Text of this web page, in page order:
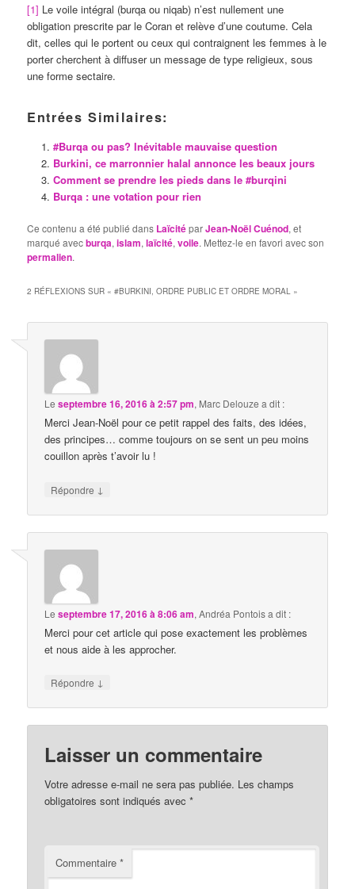
[1] Le voile intégral (burqa ou niqab) n’est nullement une
obligation prescrite par le Coran et relève d’une coutume. Cela
dit, celles qui le portent ou ceux qui contraignent les femmes à le
porter cherchent à diffuser un message de type religieux, sous
une forme sectaire.
Entrées Similaires:
#Burqa ou pas? Inévitable mauvaise question
Burkini, ce marronnier halal annonce les beaux jours
Comment se prendre les pieds dans le #burqini
Burqa : une votation pour rien
Ce contenu a été publié dans LaïcitéparJean-Noël Cuénod, et
marqué avecburqa,islam,laïcité,voile. Mettez-le en favori avec son
permalien.
2 RÉFLEXIONS SUR «#BURKINI, ORDRE PUBLIC ET ORDRE MORAL »
Leseptembre 16, 2016 à 2:57 pm, Marc Delouze a dit :
Merci Jean-Noël pour ce petit rappel des faits, des idées,
des principes… comme toujours on se sent un peu moins
couillon après t’avoir lu !
Répondre ↓
Leseptembre 17, 2016 à 8:06 am,Andréa Pontoisa dit :
Merci pour cet article qui pose exactement les problèmes
et nous aide à les approcher.
Répondre ↓
Laisser un commentaire
Votre adresse e-mail ne sera pas publiée. Les champs
obligatoires sont indiqués avec*
Commentaire*